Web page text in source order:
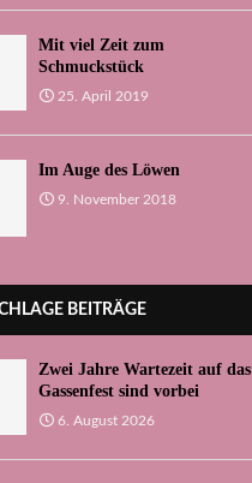
Mit viel Zeit zum
Schmuckstück
25. April 2019
Im Auge des Löwen
9. November 2018
BEITRÄGE
Zwei Jahre Wartezeit auf das
Gassenfest sind vorbei
6. August 2026